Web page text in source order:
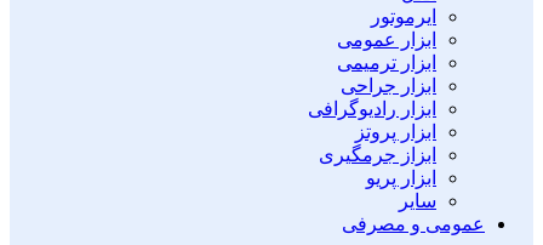
ایرموتور
ابزار عمومی
ابزار ترمیمی
ابزار جراحی
ابزار رادیوگرافی
ابزار پروتز
ابزاز جرمگیری
ابزار پریو
سایر
عمومی و مصرفی